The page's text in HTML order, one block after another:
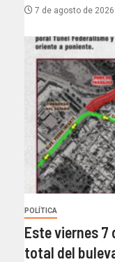
7 de agosto de 2026
POLÍTICA
Este viernes
total del